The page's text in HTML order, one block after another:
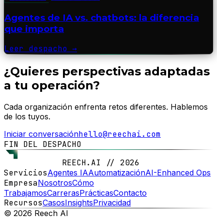
Agentes de IA vs. chatbots: la diferencia
que importa
Leer despacho →
¿Quieres perspectivas adaptadas
a tu operación?
Cada organización enfrenta retos diferentes. Hablemos
de los tuyos.
Iniciar conversaciónhello@reechai.com
FIN DEL DESPACHO
REECH.AI // 2026
ServiciosAgentes IAAutomatizaciónAI-Enhanced Ops
EmpresaNosotrosCómo
TrabajamosCarrerasPrácticasContacto
RecursosCasosInsightsPrivacidad
© 2026 Reech AI